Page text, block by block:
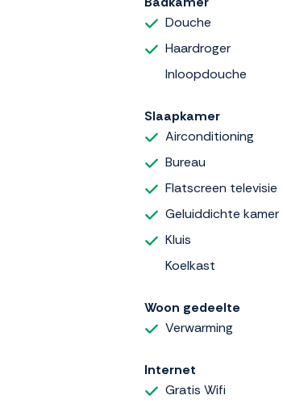
Douche
Haardroger
Inloopdouche
Slaapkamer
Airconditioning
Bureau
Flatscreen televisie
Geluiddichte kamer
Kluis
Koelkast
Woon gedeelte
Verwarming
Internet
Gratis Wifi